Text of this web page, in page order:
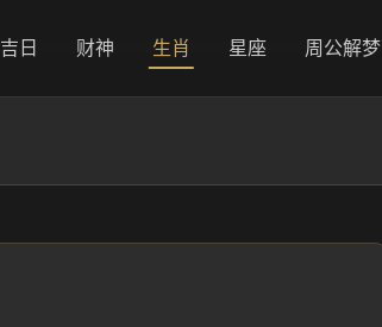
吉日 财神 生肖 星座 周公解梦